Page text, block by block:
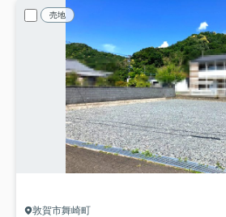
売地
敦賀市舞崎町